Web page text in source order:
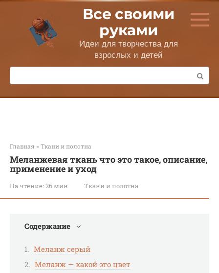
Перейти
контенту
Все своими
руками
Идеи для творчества для
взрослых и детей
Поиск:
Главная » Ткани и полотна
Меланжевая ткань что это такое, описание,
применение и уход
На чтение: 26 мин Ткани и полотна
Содержание
Меланж серый
Меланж — какой это цвет